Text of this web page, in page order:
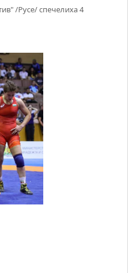
/Русе/ спечелиха 4